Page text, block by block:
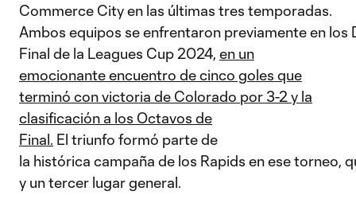
Commerce City en las últimas tres temporadas.
Ambos equipos se enfrentaron previamente en los
Final de la Leagues Cup 2024, en un
emocionante encuentro de cinco goles que
terminó con victoria de Colorado por 3-2 y la
clasificación a los Octavos de
Final. El triunfo formó parte de
la histórica campaña de los Rapids en ese torneo,
y un tercer lugar general.